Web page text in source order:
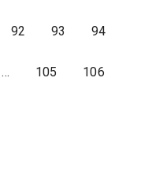
92 93 94
… 105 106